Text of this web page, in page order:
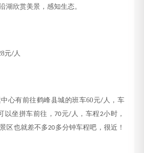
湖欣赏美景，感知生态。
元/人
心有前往鹤峰县城的班车60元/人，车
以坐拼车前往， 70元/人，车程2小时，
区也就差不多20多分钟车程吧，很近！